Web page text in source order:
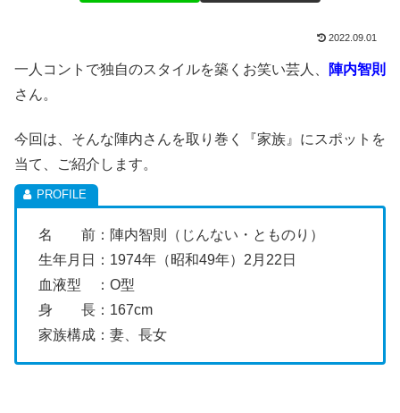
2022.09.01
一人コントで独自のスタイルを築くお笑い芸人、
陣内智則
さん。
今回は、そんな陣内さんを取り巻く『家族』にスポットを
当て、ご紹介します。
名 前：陣内智則（じんない・とものり）
生年月日：1974年（昭和49年）2月22日
血液型 ：O型
身 長：167cm
家族構成：妻、長女